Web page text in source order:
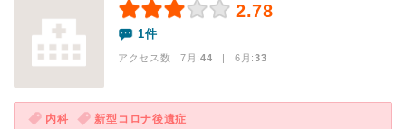
2.78
1件
アクセス数 7月:44 | 6月:33
内科
新型コロナ後遺症